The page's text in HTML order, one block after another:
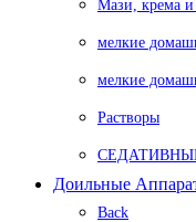
Мази, крема и
мелкие
мелкие
Растворы
Доильные
Back